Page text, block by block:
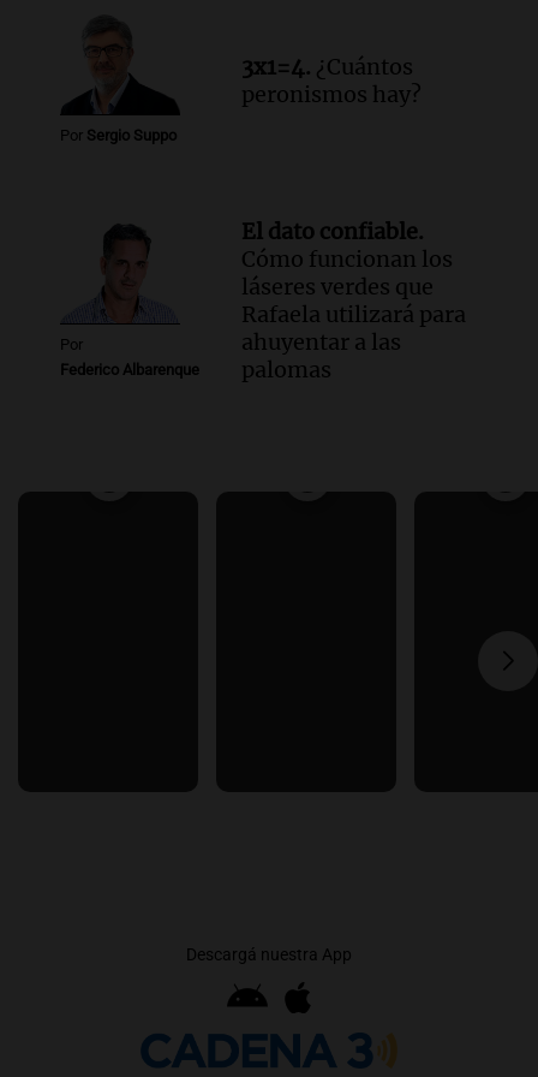
Por Sergio Suppo
3x1=4. ¿Cuántos
peronismos hay?
Por
Federico Albarenque
El dato confiable.
Cómo funcionan los
láseres verdes que
Rafaela utilizará para
ahuyentar a las
palomas
Descargá nuestra App